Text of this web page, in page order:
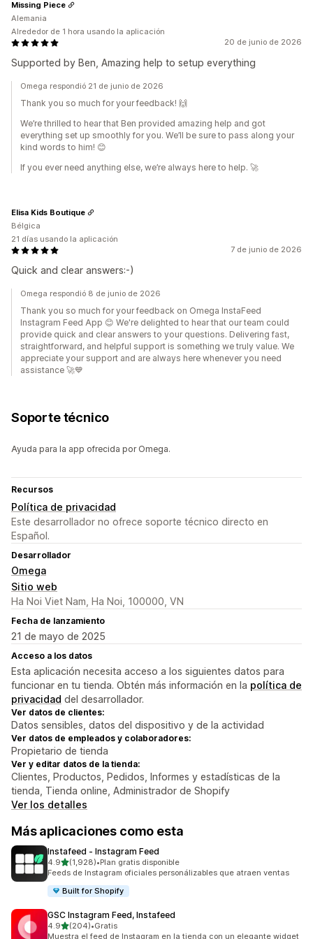
20 de junio de 2026
Supported by Ben, Amazing help to setup everything
Missing Piece
Alemania
Alrededor de 1 hora usando la aplicación
Omega respondió 21 de junio de 2026
Thank you so much for your feedback! 🙌
We’re thrilled to hear that Ben provided amazing help and got
everything set up smoothly for you. We’ll be sure to pass along your
kind words to him! 😊
If you ever need anything else, we’re always here to help. 🚀
7 de junio de 2026
Quick and clear answers:-)
Elisa Kids Boutique
Bélgica
21 días usando la aplicación
Omega respondió 8 de junio de 2026
Thank you so much for your feedback on Omega InstaFeed
Instagram Feed App 😊 We're delighted to hear that our team could
provide quick and clear answers to your questions. Delivering fast,
straightforward, and helpful support is something we truly value. We
appreciate your support and are always here whenever you need
assistance 🚀💙
Soporte técnico
Ayuda para la app ofrecida por Omega.
Recursos
Política de privacidad
Este desarrollador no ofrece soporte técnico directo en
Español.
Desarrollador
Omega
Sitio web
Ha Noi Viet Nam, Ha Noi, 100000, VN
Fecha de lanzamiento
21 de mayo de 2025
Acceso a los datos
Esta aplicación necesita acceso a los siguientes datos para
funcionar en tu tienda. Obtén más información en la política de
privacidad del desarrollador.
Ver datos de clientes:
Datos sensibles, datos del dispositivo y de la actividad
Ver datos de empleados y colaboradores:
Propietario de tienda
Ver y editar datos de la tienda:
Clientes, Productos, Pedidos, Informes y estadísticas de la
tienda, Tienda online, Administrador de Shopify
Ver los detalles
Más aplicaciones como esta
Instafeed ‑ Instagram Feed
4.9de 5 estrellas
(1,928)
1928 reseñas en total
•Plan gratis disponible
Feeds de Instagram oficiales personálizables que atraen ventas
Built for Shopify
GSC Instagram Feed, Instafeed
4.9de 5 estrellas
(204)
204 reseñas en total
•Gratis
Muestra el feed de Instagram en la tienda con un elegante widget